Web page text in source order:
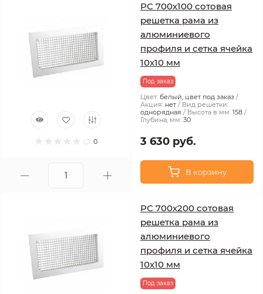
0
РС 700х100 сотовая
решетка рама из
алюминиевого
профиля и сетка ячейка
10x10 мм
Под заказ
Цвет: белый, цвет под заказ
Акция: нет
Вид решетки:
однорядная
Высота в мм: 158
Глубина, мм: 30
3 630 руб.
В корзину
РС 700х200 сотовая
решетка рама из
алюминиевого
профиля и сетка ячейка
10x10 мм
Под заказ